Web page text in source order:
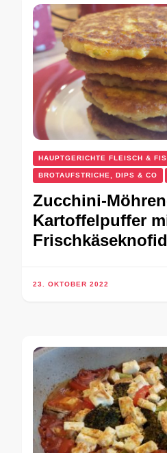
HAUPTGERICHTE FLEISCH &
BROTAUFSTRICHE, DIPS & CO
Zucchini-
Kartoffelpuffer
23. OKTOBER 2022